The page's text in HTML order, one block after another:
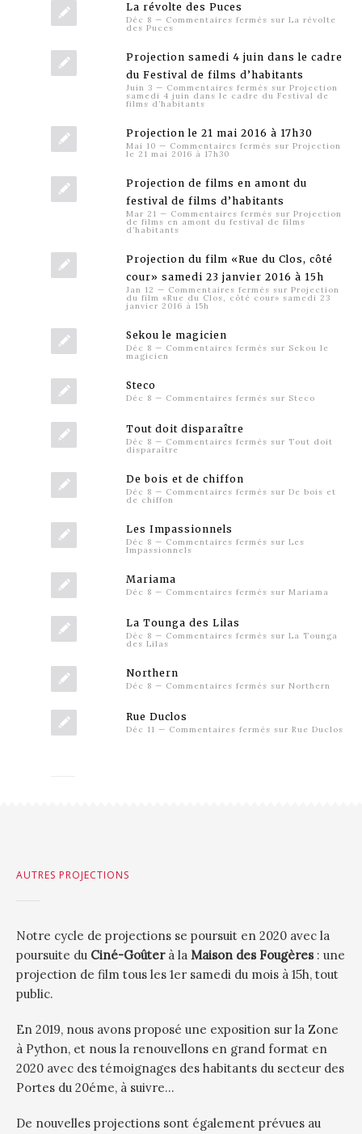
La révolte des Puces
Déc 8 — Commentaires fermés sur La révolte
des Puces
Projection samedi 4 juin dans le cadre
du Festival de films d’habitants
Juin 3 — Commentaires fermés sur Projection
samedi 4 juin dans le cadre du Festival de
films d’habitants
Projection le 21 mai 2016 à 17h30
Mai 10 — Commentaires fermés sur Projection
le 21 mai 2016 à 17h30
Projection de films en amont du
festival de films d’habitants
Mar 21 — Commentaires fermés sur Projection
de films en amont du festival de films
d’habitants
Projection du film «Rue du Clos, côté
cour» samedi 23 janvier 2016 à 15h
Jan 12 — Commentaires fermés sur Projection
du film «Rue du Clos, côté cour» samedi 23
janvier 2016 à 15h
Sekou le magicien
Déc 8 — Commentaires fermés sur Sekou le
magicien
Steco
Déc 8 — Commentaires fermés sur Steco
Tout doit disparaître
Déc 8 — Commentaires fermés sur Tout doit
disparaître
De bois et de chiffon
Déc 8 — Commentaires fermés sur De bois et
de chiffon
Les Impassionnels
Déc 8 — Commentaires fermés sur Les
Impassionnels
Mariama
Déc 8 — Commentaires fermés sur Mariama
La Tounga des Lilas
Déc 8 — Commentaires fermés sur La Tounga
des Lilas
Northern
Déc 8 — Commentaires fermés sur Northern
Rue Duclos
Déc 11 — Commentaires fermés sur Rue Duclos
AUTRES PROJECTIONS
Notre cycle de projections se poursuit en 2020 avec la
poursuite du Ciné-Goûterà la Maison des Fougères: une
projection de film tous les 1er samedi du mois à 15h, tout
public.
En 2019, nous avons proposé une exposition sur la Zone
à Python, et nous la renouvellons en grand format en
2020 avec des témoignages des habitants du secteur des
Portes du 20éme, à suivre…
De nouvelles projections sont également prévues au